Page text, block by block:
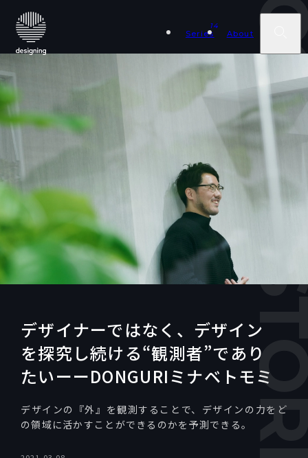
Series
14
About
デザイナーではなく、デザイン
を探究し続ける“観測者”であり
たいーーDONGURIミナベトモミ
デザインの『外』を観測することで、デザインの力をど
の領域に活かすことができるのかを予測できる。